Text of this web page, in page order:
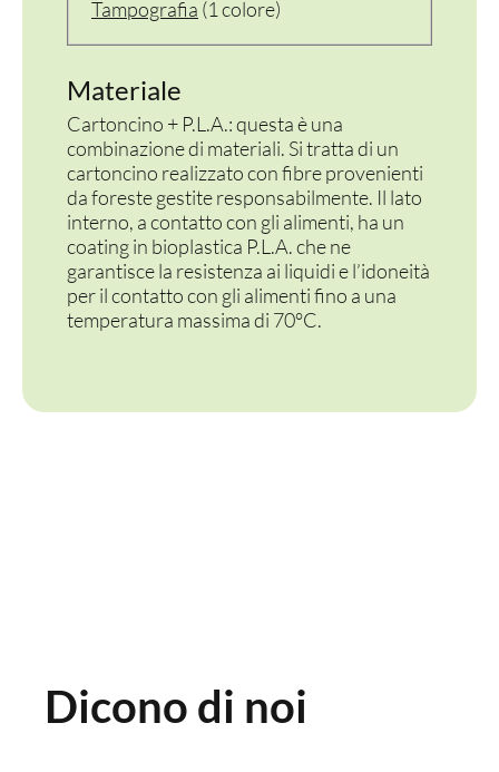
Tampografia (1 colore)
Materiale
Cartoncino + P.L.A.: questa è una
combinazione di materiali. Si tratta di un
cartoncino realizzato con fibre provenienti
da foreste gestite responsabilmente. Il lato
interno, a contatto con gli alimenti, ha un
coating in bioplastica P.L.A. che ne
garantisce la resistenza ai liquidi e l’idoneità
per il contatto con gli alimenti fino a una
temperatura massima di 70°C.
Dicono di noi